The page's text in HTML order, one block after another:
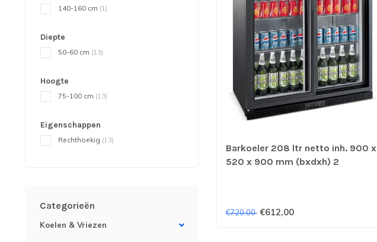
140-160 cm (1)
Diepte
50-60 cm (13)
Hoogte
75-100 cm (13)
Eigenschappen
Rechthoekig (13)
Categorieën
Koelen & Vriezen
Barkoeler 208 ltr netto inh. 900 x
520 x 900 mm (bxdxh) 2
€720,00 €612,00